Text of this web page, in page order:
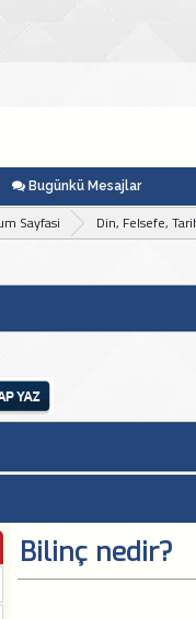
Bugünkü Mesajlar
Sayfasi Din, Felsefe,
Bilinç nedir?